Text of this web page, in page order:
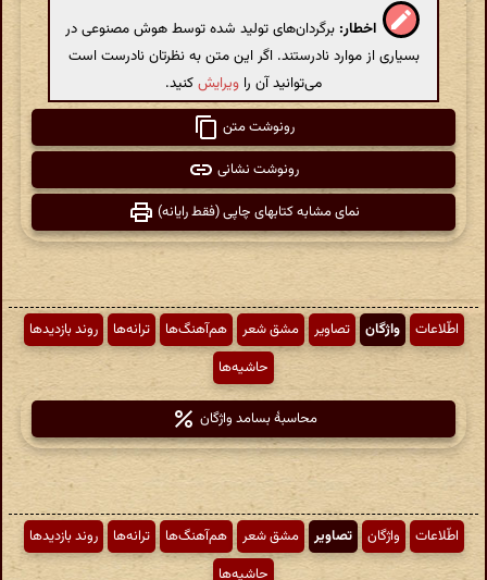
اخطار: برگردان‌های تولید شده توسط هوش مصنوعی در
بسیاری از موارد نادرستند. اگر این متن به نظرتان نادرست است
می‌توانید آن را ویرایشکنید.
رونوشت متن
رونوشت نشانی
نمای مشابه کتابهای چاپی (فقط رایانه)
اطّلاعات واژگان تصاویر مشق شعر هم‌آهنگ‌ها ترانه‌ها
روند بازدیدها
حاشیه‌ها
محاسبهٔ بسامد واژگان
اطّلاعات واژگان تصاویر مشق شعر هم‌آهنگ‌ها ترانه‌ها
روند بازدیدها
حاشیه‌ها